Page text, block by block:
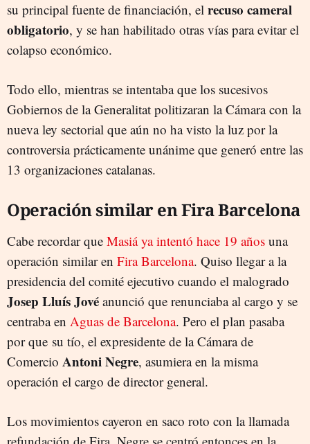
su principal fuente de financiación, el recuso cameral
obligatorio, y se han habilitado otras vías para evitar el
colapso económico.
Todo ello, mientras se intentaba que los sucesivos
Gobiernos de la Generalitat politizaran la Cámara con la
nueva ley sectorial que aún no ha visto la luz por la
controversia prácticamente unánime que generó entre las
13 organizaciones catalanas.
Operación similar en Fira Barcelona
Cabe recordar que Masiá ya intentó hace 19 años una
operación similar en Fira Barcelona. Quiso llegar a la
presidencia del comité ejecutivo cuando el malogrado
Josep Lluís Jové anunció que renunciaba al cargo y se
centraba en Aguas de Barcelona. Pero el plan pasaba
por que su tío, el expresidente de la Cámara de
Comercio Antoni Negre, asumiera en la misma
operación el cargo de director general.
Los movimientos cayeron en saco roto con la llamada